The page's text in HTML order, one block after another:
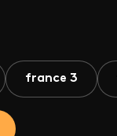
france 3